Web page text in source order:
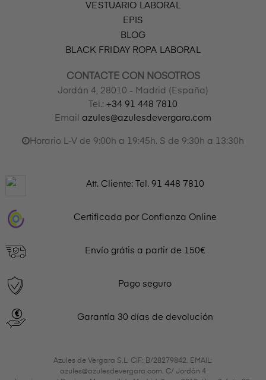
VESTUARIO LABORAL
EPIS
BLOG
BLACK FRIDAY ROPA LABORAL
CONTACTE CON NOSOTROS
Jordán 4, 28010 - Madrid (España)
Tel.: +34 91 448 7810
Email azules@azulesdevergara.com
Horario L-V de 9:00h a 19:45h. S de 9:30h a 13:30h
Att. Cliente: Tel. 91 448 7810
Certificada por Confianza Online
Envío grátis a partir de 150€
Pago seguro
Garantía 30 días de devolución
Azules de Vergara S.L. CIF: B/28279842. EMAIL:
azules@azulesdevergara.com. C/ Jordán 4